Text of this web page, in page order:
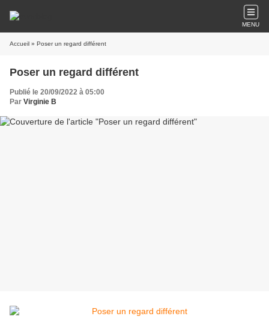
MENU
Accueil » Poser un regard différent
Poser un regard différent
Publié le 20/09/2022 à 05:00
Par Virginie B